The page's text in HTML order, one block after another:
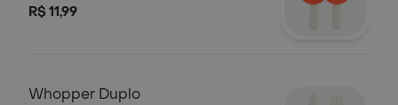
R$ 11,99
Whopper Duplo